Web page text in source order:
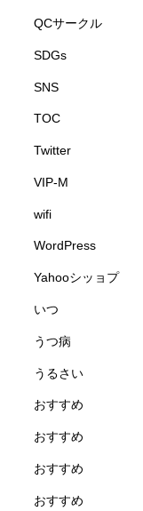
QCサークル
SDGs
SNS
TOC
Twitter
VIP-M
wifi
WordPress
Yahooシッョプ
いつ
うつ病
うるさい
おすすめ
おすすめ
おすすめ
おすすめ